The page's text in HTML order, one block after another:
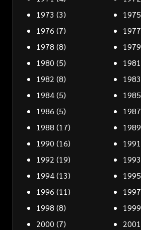
1973 (3) 1975
1976 (7) 1977
1978 (8) 1979
1980 (5) 1981
1982 (8) 1983
1984(5) 1985
1986 (5) 1987
1988 (17) 1989
1990 (16) 1991
1992 (19) 1993
1994(13) 1995
1996 (11) 1997
1998 (8) 1999
2000 (7) 2001